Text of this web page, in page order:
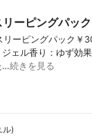
ーピングパック
ーピングパック￥
ェル香り：ゆず効
…続きを見る
ル)